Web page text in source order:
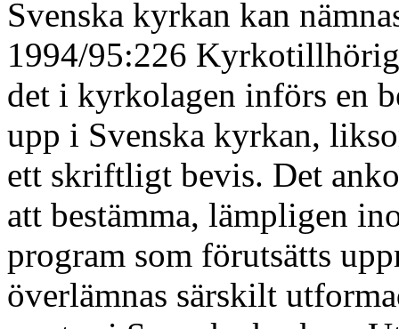
Svenska kyrkan kan
1994/95:226
det i kyrkolagen införs en
upp i Svenska kyrkan,
ett skriftligt bevis. Det
att bestämma, lämpligen
program som förutsätts
överlämnas särskilt